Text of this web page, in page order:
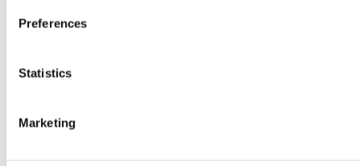
Preferences
Statistics
Marketing